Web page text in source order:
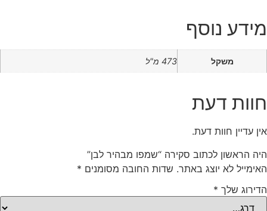
מידע נוסף
משקל 473 מ"ל
חוות דעת
אין עדיין חוות דעת.
היה הראשון לכתוב סקירה “שמפו מבהיר לבן”
האימייל לא יוצג באתר. שדות החובה מסומנים *
הדירוג שלך *